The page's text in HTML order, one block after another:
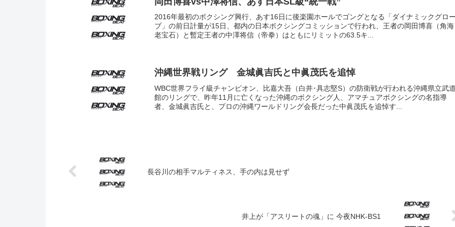
2016年最初のボクシング興行、あす16日に後楽園ホールでゴングとなる「ダイナミックグロ
ブ」の前日計量が15日、都内の日本ボクシングコミッションで行われ、王者の岡田博喜（角海
老宝石）と暫定王者の中澤将信（帝拳）はともにリミットの63.5キ...
沖縄世界戦リング 金城眞吉氏と中眞茂氏を追悼
WBC世界フライ級チャンピオン、比嘉大吾（白井･具志堅S）の防衛戦が行われる沖縄県立武
館のリングで、昨年11月に亡くなった沖縄のボクシング人、アマチュアボクシングの名指導
者、金城眞吉氏と、プロの沖縄ワールドリング会長だった中眞茂氏を追悼す...
長谷川の相手マルティネス、手の内は見せず
井上が「アスリートの魂」に 今夜NHK-BS1